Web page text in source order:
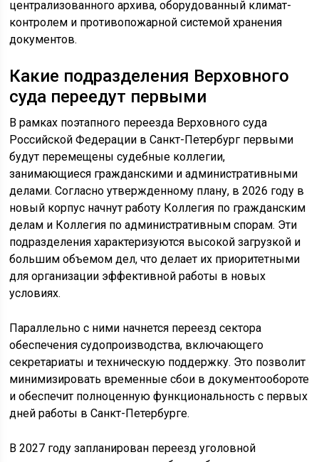
централизованного архива, оборудованный климат-
контролем и противопожарной системой хранения
документов.
Какие подразделения Верховного
суда переедут первыми
В рамках поэтапного переезда Верховного суда
Российской Федерации в Санкт-Петербург первыми
будут перемещены судебные коллегии,
занимающиеся гражданскими и административными
делами. Согласно утвержденному плану, в 2026 году в
новый корпус начнут работу Коллегия по гражданским
делам и Коллегия по административным спорам. Эти
подразделения характеризуются высокой загрузкой и
большим объемом дел, что делает их приоритетными
для организации эффективной работы в новых
условиях.
Параллельно с ними начнется переезд сектора
обеспечения судопроизводства, включающего
секретариаты и техническую поддержку. Это позволит
минимизировать временные сбои в документообороте
и обеспечит полноценную функциональность с первых
дней работы в Санкт-Петербурге.
В 2027 году запланирован переезд уголовной